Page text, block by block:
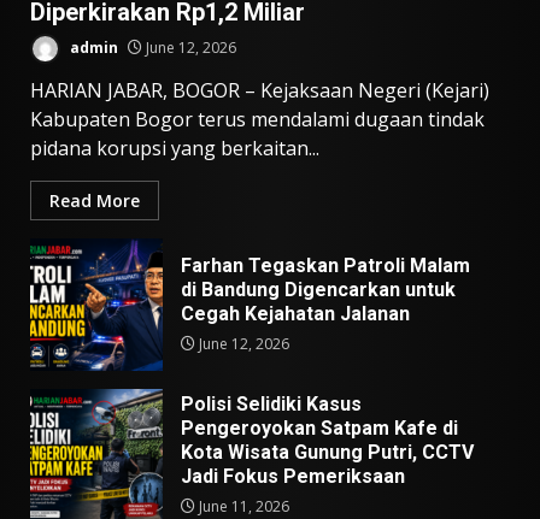
Diperkirakan Rp1,2 Miliar
admin June 12, 2026
HARIAN JABAR, BOGOR – Kejaksaan Negeri (Kejari)
Kabupaten Bogor terus mendalami dugaan tindak
pidana korupsi yang berkaitan...
Read More
Farhan Tegaskan Patroli Malam
di Bandung Digencarkan untuk
Cegah Kejahatan Jalanan
June 12, 2026
Polisi Selidiki Kasus
Pengeroyokan Satpam Kafe di
Kota Wisata Gunung Putri, CCTV
Jadi Fokus Pemeriksaan
June 11, 2026